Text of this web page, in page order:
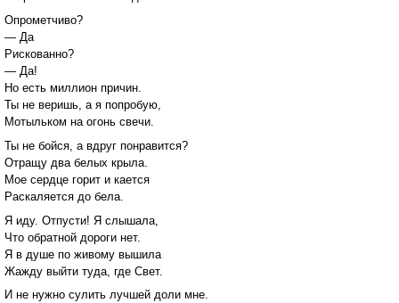
Опрометчиво?
— Да
Рискованно?
— Да!
Но есть миллион причин.
Ты не веришь, а я попробую,
Мотыльком на огонь свечи.
Ты не бойся, а вдруг понравится?
Отращу два белых крыла.
Мое сердце горит и кается
Раскаляется до бела.
Я иду. Отпусти! Я слышала,
Что обратной дороги нет.
Я в душе по живому вышила
Жажду выйти туда, где Свет.
И не нужно сулить лучшей доли мне.